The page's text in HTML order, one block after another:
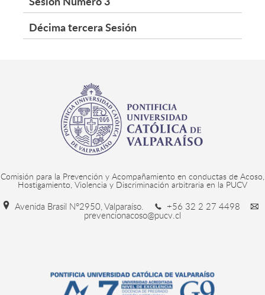
Décima tercera Sesión
Comisión para la Prevención y Acompañamiento en conductas de Acoso,
Hostigamiento, Violencia y Discriminación arbitraria en la PUCV
Avenida Brasil N°2950, Valparaíso. +56 32 2 27 4498
prevencionacoso@pucv.cl